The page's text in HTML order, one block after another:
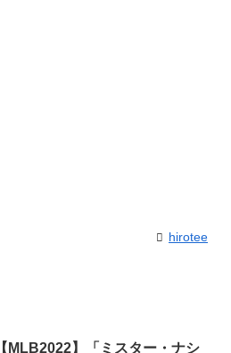
hirotee
【MLB2022】「ミスター・ナシ